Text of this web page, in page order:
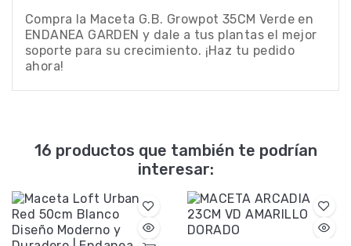
Compra la Maceta G.B. Growpot 35CM Verde en
ENDANEA GARDEN y dale a tus plantas el mejor
soporte para su crecimiento. ¡Haz tu pedido
ahora!
16 productos que también te podrían
interesar: